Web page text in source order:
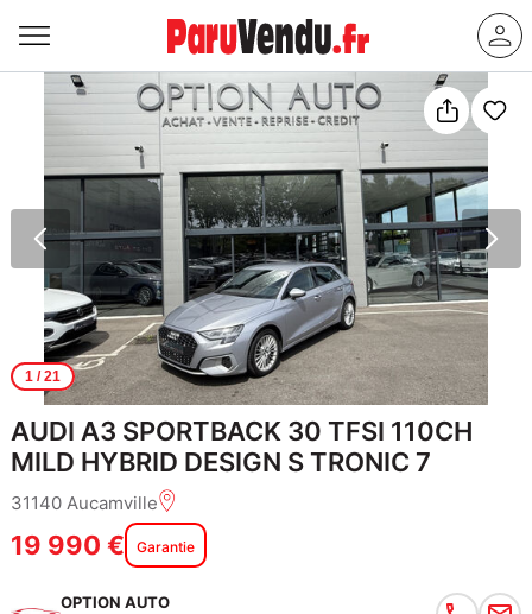
1/ 21
AUDI A3 SPORTBACK 30 TFSI 110CH
MILD HYBRID DESIGN S TRONIC 7
31140 Aucamville
19 990 € Garantie
OPTION AUTO